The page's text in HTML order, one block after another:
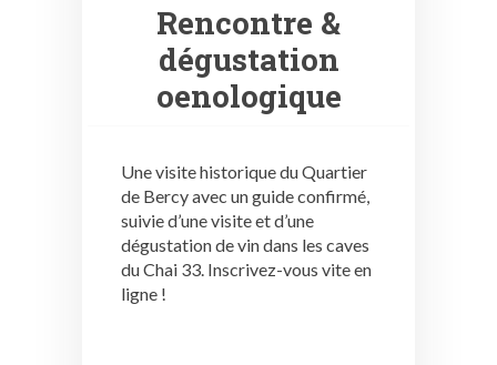
Rencontre &
dégustation
oenologique
Une visite historique du Quartier
de Bercy avec un guide confirmé,
suivie d’une visite et d’une
dégustation de vin dans les caves
du Chai 33. Inscrivez-vous vite en
ligne !